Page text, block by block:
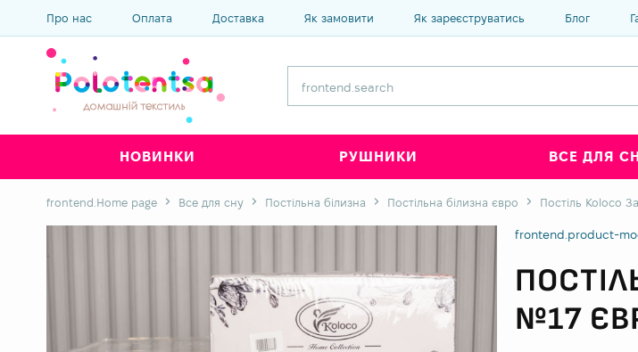
Про нас Оплата Доставка Як замовити Як зареєструватись Блог
НОВИНКИ РУШНИКИ ВСЕ ДЛЯ
frontend.Home page Все для сну Постільна білизна Постільна білизна євро Постіль Koloco
frontend.product-
№17